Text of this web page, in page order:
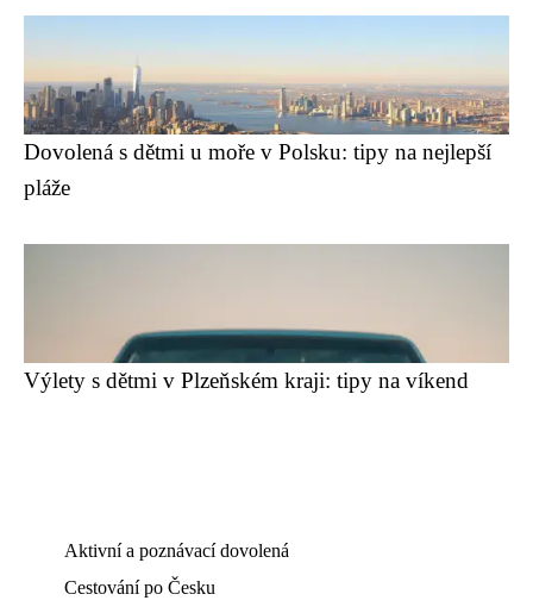
Dovolená s dětmi u moře v Polsku: tipy na nejlepší
pláže
Výlety s dětmi v Plzeňském kraji: tipy na víkend
Aktivní a poznávací dovolená
Cestování po Česku